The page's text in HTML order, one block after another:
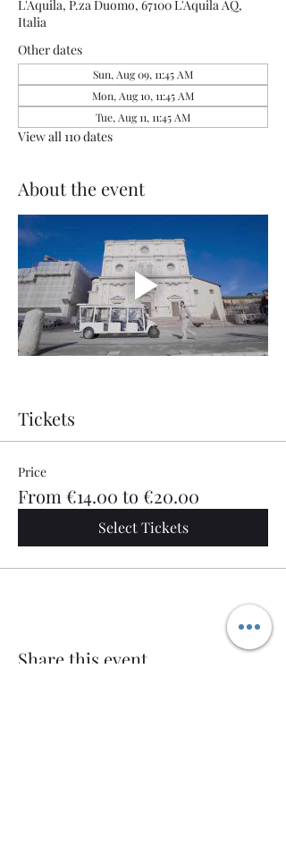
L'Aquila, P.za Duomo, 67100 L'Aquila AQ,
Italia
Other dates
Sun, Aug 09, 11:45 AM
Mon, Aug 10, 11:45 AM
Tue, Aug 11, 11:45 AM
View all 110 dates
About the event
Tickets
Price
From €14.00 to €20.00
Select Tickets
Share this event